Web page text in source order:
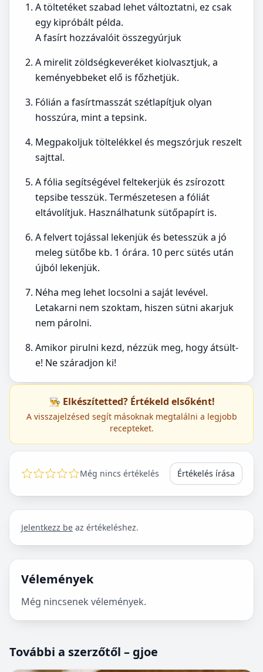
A töltetéket szabad lehet változtatni, ez csak
egy kipróbált példa.
A fasírt hozzávalóit összegyúrjuk
A mirelit zöldségkeveréket kiolvasztjuk, a
keményebbeket elő is főzhetjük.
Fólián a fasírtmasszát szétlapítjuk olyan
hosszúra, mint a tepsink.
Megpakoljuk töltelékkel és megszórjuk reszelt
sajttal.
A fólia segítségével feltekerjük és zsírozott
tepsibe tesszük. Természetesen a fóliát
eltávolítjuk. Használhatunk sütőpapírt is.
A felvert tojással lekenjük és betesszük a jó
meleg sütőbe kb. 1 órára. 10 perc sütés után
újból lekenjük.
Néha meg lehet locsolni a saját levével.
Letakarni nem szoktam, hiszen sütni akarjuk
nem párolni.
Amikor pirulni kezd, nézzük meg, hogy átsült-
e! Ne száradjon ki!
👨‍🍳 Elkészítetted? Értékeld elsőként!
A visszajelzésed segít másoknak megtalálni a legjobb
recepteket.
Még nincs értékelés Értékelés írása
Jelentkezz be az értékeléshez.
Vélemények
Még nincsenek vélemények.
További a szerzőtől – gjoe